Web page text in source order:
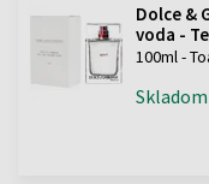
Dolce &
voda -
100ml -
Skladom